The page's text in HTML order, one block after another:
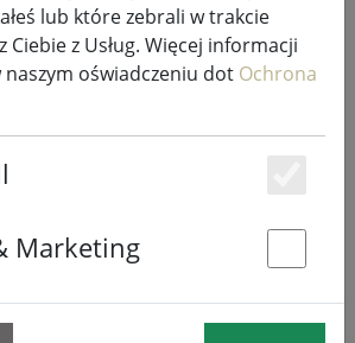
Sirius Tech-Line 196
3 x 3 m zewnętrzny
lub które zebrali w trakcie
Ciebie z Usług. Więcej informacji
naszym oświadczeniu dot Ochrona
Marketing